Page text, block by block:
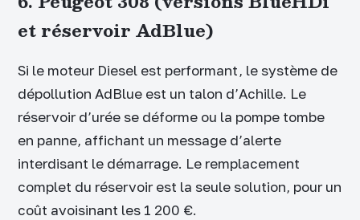
et réservoir AdBlue)
Si le moteur Diesel est performant, le système de
dépollution AdBlue est un talon d’Achille. Le
réservoir d’urée se déforme ou la pompe tombe
en panne, affichant un message d’alerte
interdisant le démarrage. Le remplacement
complet du réservoir est la seule solution, pour un
coût avoisinant les 1 200 €.